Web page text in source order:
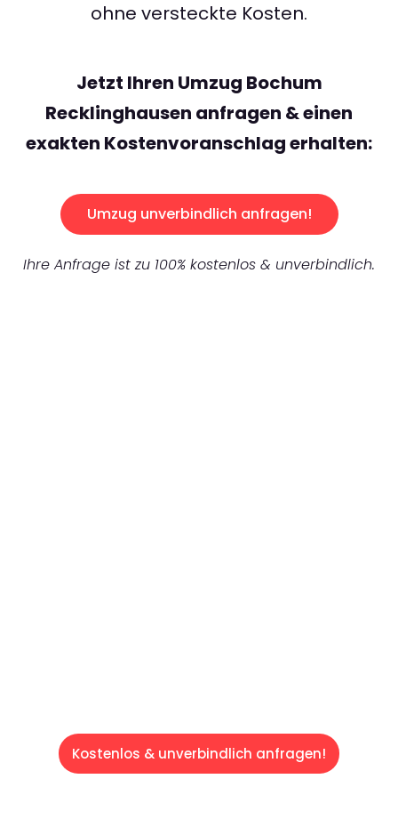
ohne versteckte Kosten.
Jetzt Ihren Umzug Bochum
Recklinghausen anfragen & einen
exakten Kostenvoranschlag erhalten:
Umzug unverbindlich anfragen!
Ihre Anfrage ist zu 100% kostenlos & unverbindlich.
Kostenlos & unverbindlich anfragen!